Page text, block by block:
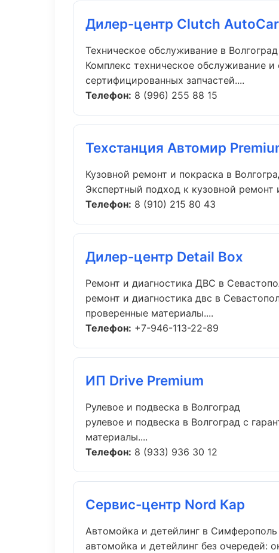
Дилер-центр Clutch
Техническое обслуживание в Волгоград
Комплекс техническое обслуживание
сертифицированных запчастей....
Телефон: 8 (996) 255 88 15
Техстанция Автомир
Кузовной ремонт и покраска в
Экспертный подход к кузовной
Телефон: 8 (910) 215 80 43
Дилер-центр Detail Box
Ремонт и диагностика ДВС в
ремонт и диагностика двс в
проверенные материалы....
Телефон: +7-946-113-22-89
ИП Drive Premium
Рулевое и подвеска в Волгоград
рулевое и подвеска в Волгоград с
материалы....
Телефон: 8 (933) 936 30 12
Сервис-центр Nord Кар
Автомойка и детейлинг в Симферополь
автомойка и детейлинг без очередей: